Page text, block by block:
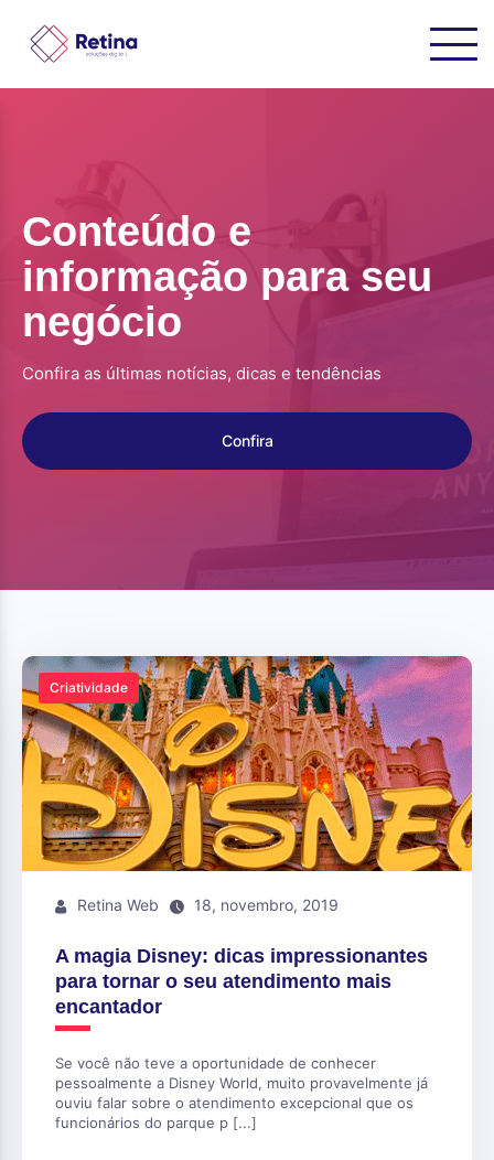
Conteúdo e
informação para seu
negócio
Confira as últimas notícias, dicas e tendências
Confira
Criatividade
Retina Web 18, novembro, 2019
A magia Disney: dicas impressionantes
para tornar o seu atendimento mais
encantador
Se você não teve a oportunidade de conhecer
pessoalmente a Disney World, muito provavelmente já
ouviu falar sobre o atendimento excepcional que os
funcionários do parque p [...]